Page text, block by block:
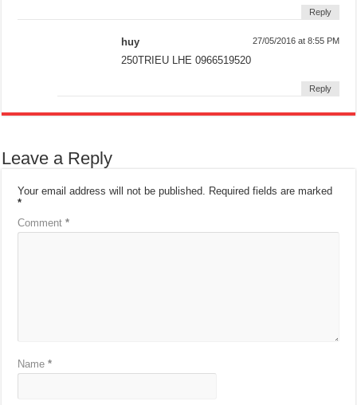
Reply
huy 27/05/2016 at 8:55 PM
250TRIEU LHE 0966519520
Reply
Leave a Reply
Your email address will not be published. Required fields are marked
*
Comment*
Name*